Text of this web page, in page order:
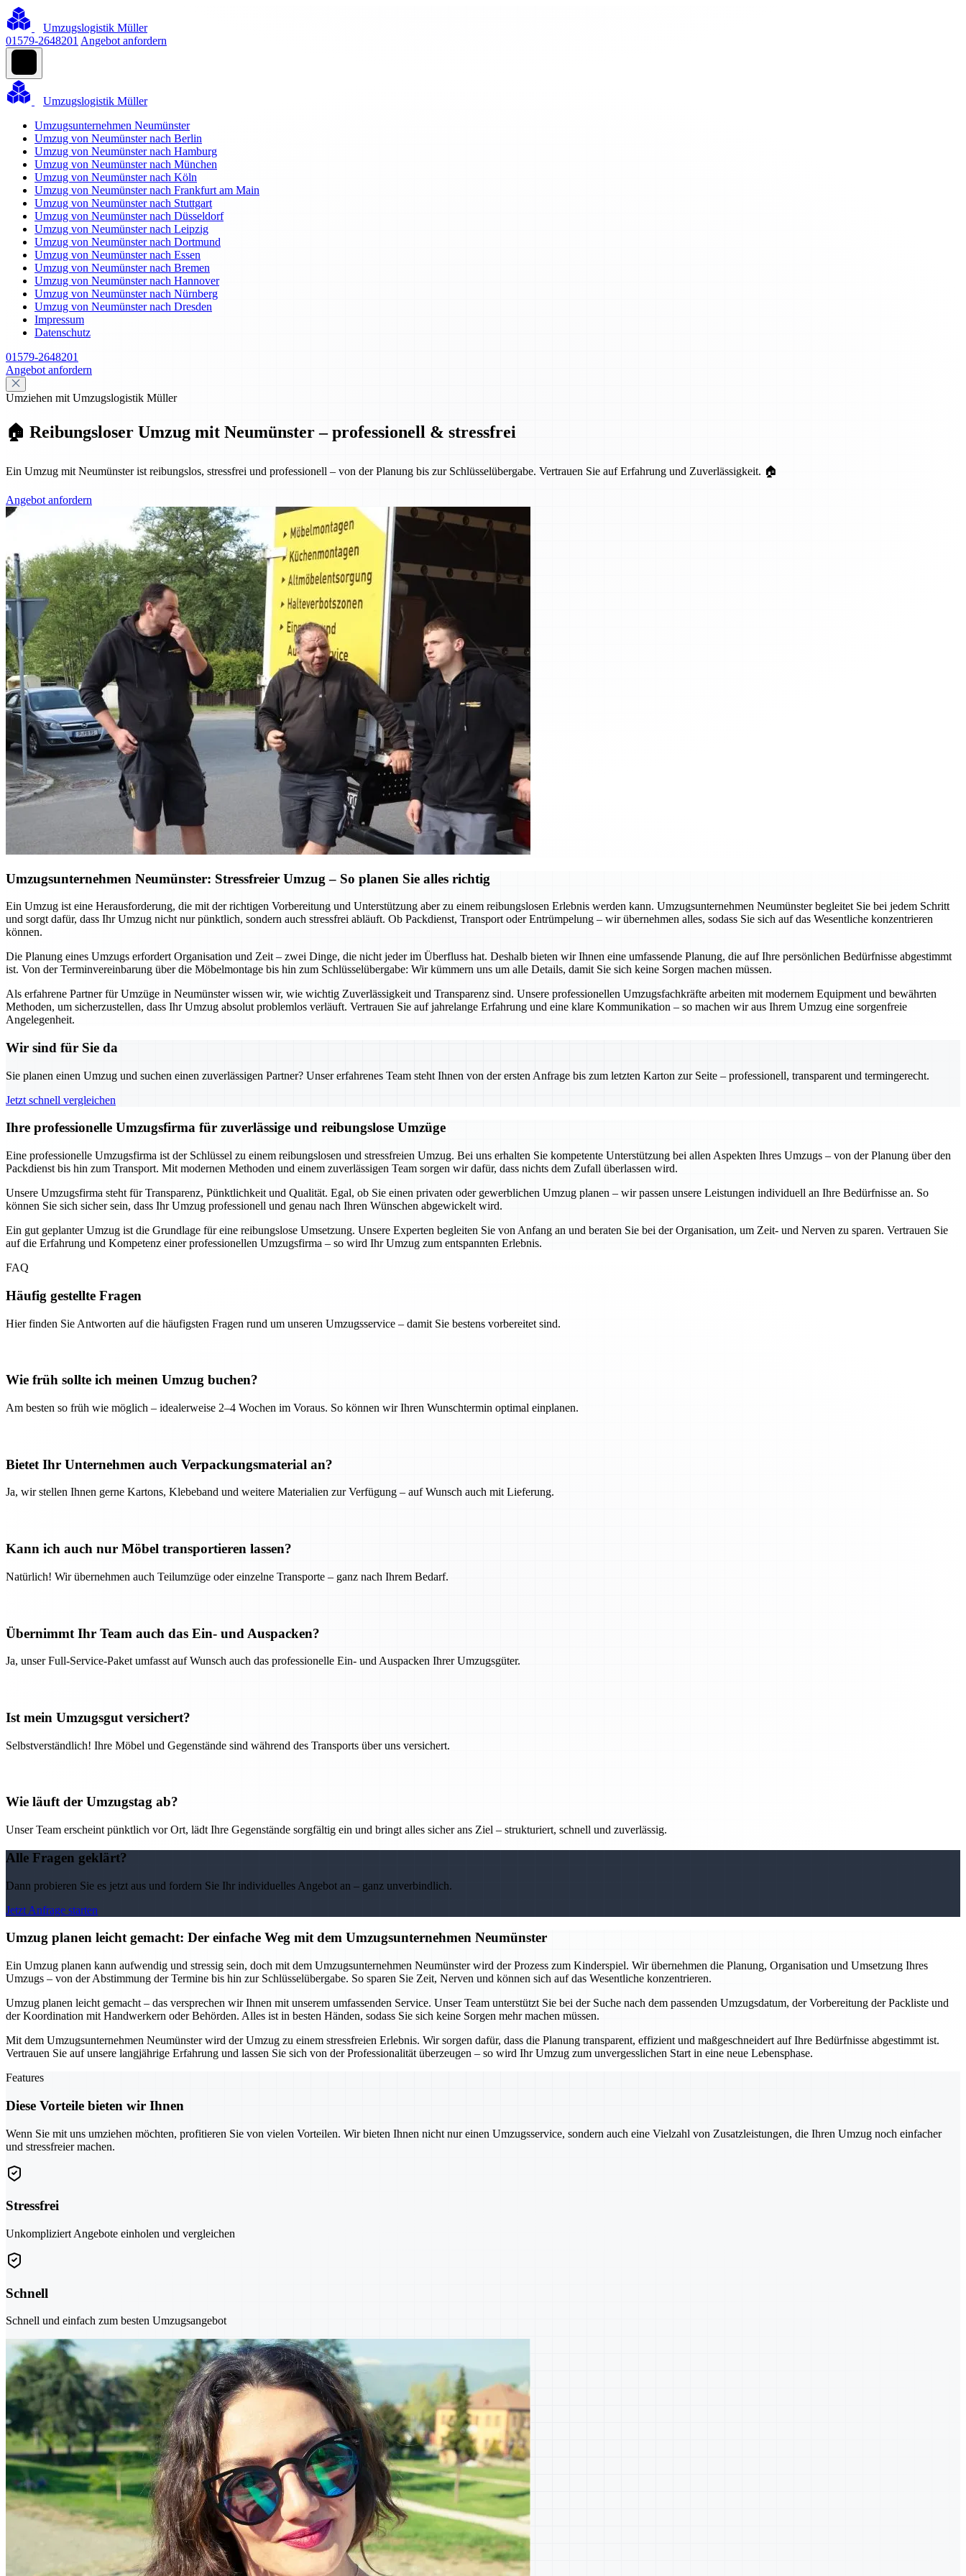
Umzugslogistik Müller
01579-2648201 Angebot anfordern
Umzugslogistik Müller
Umzugsunternehmen Neumünster
Umzug von Neumünster nach Berlin
Umzug von Neumünster nach Hamburg
Umzug von Neumünster nach München
Umzug von Neumünster nach Köln
Umzug von Neumünster nach Frankfurt am Main
Umzug von Neumünster nach Stuttgart
Umzug von Neumünster nach Düsseldorf
Umzug von Neumünster nach Leipzig
Umzug von Neumünster nach Dortmund
Umzug von Neumünster nach Essen
Umzug von Neumünster nach Bremen
Umzug von Neumünster nach Hannover
Umzug von Neumünster nach Nürnberg
Umzug von Neumünster nach Dresden
Impressum
Datenschutz
01579-2648201
Angebot anfordern
Umziehen mit Umzugslogistik Müller
🏠 Reibungsloser Umzug mit Neumünster – professionell & stressfrei
Ein Umzug mit Neumünster ist reibungslos, stressfrei und professionell – von der Planung bis zur Schlüsselübergabe. Vertrauen Sie auf Erfahrung und Zuverlässigkeit. 🏠
Angebot anfordern
Umzugsunternehmen Neumünster: Stressfreier Umzug – So planen Sie alles richtig
Ein Umzug ist eine Herausforderung, die mit der richtigen Vorbereitung und Unterstützung aber zu einem reibungslosen Erlebnis werden kann. Umzugsunternehmen Neumünster begleitet Sie bei jedem Schritt
und sorgt dafür, dass Ihr Umzug nicht nur pünktlich, sondern auch stressfrei abläuft. Ob Packdienst, Transport oder Entrümpelung – wir übernehmen alles, sodass Sie sich auf das Wesentliche konzentrieren
können.
Die Planung eines Umzugs erfordert Organisation und Zeit – zwei Dinge, die nicht jeder im Überfluss hat. Deshalb bieten wir Ihnen eine umfassende Planung, die auf Ihre persönlichen Bedürfnisse abgestimmt
ist. Von der Terminvereinbarung über die Möbelmontage bis hin zum Schlüsselübergabe: Wir kümmern uns um alle Details, damit Sie sich keine Sorgen machen müssen.
Als erfahrene Partner für Umzüge in Neumünster wissen wir, wie wichtig Zuverlässigkeit und Transparenz sind. Unsere professionellen Umzugsfachkräfte arbeiten mit modernem Equipment und bewährten
Methoden, um sicherzustellen, dass Ihr Umzug absolut problemlos verläuft. Vertrauen Sie auf jahrelange Erfahrung und eine klare Kommunikation – so machen wir aus Ihrem Umzug eine sorgenfreie
Angelegenheit.
Wir sind für Sie da
Sie planen einen Umzug und suchen einen zuverlässigen Partner? Unser erfahrenes Team steht Ihnen von der ersten Anfrage bis zum letzten Karton zur Seite – professionell, transparent und termingerecht.
Jetzt schnell vergleichen
Ihre professionelle Umzugsfirma für zuverlässige und reibungslose Umzüge
Eine professionelle Umzugsfirma ist der Schlüssel zu einem reibungslosen und stressfreien Umzug. Bei uns erhalten Sie kompetente Unterstützung bei allen Aspekten Ihres Umzugs – von der Planung über den
Packdienst bis hin zum Transport. Mit modernen Methoden und einem zuverlässigen Team sorgen wir dafür, dass nichts dem Zufall überlassen wird.
Unsere Umzugsfirma steht für Transparenz, Pünktlichkeit und Qualität. Egal, ob Sie einen privaten oder gewerblichen Umzug planen – wir passen unsere Leistungen individuell an Ihre Bedürfnisse an. So
können Sie sich sicher sein, dass Ihr Umzug professionell und genau nach Ihren Wünschen abgewickelt wird.
Ein gut geplanter Umzug ist die Grundlage für eine reibungslose Umsetzung. Unsere Experten begleiten Sie von Anfang an und beraten Sie bei der Organisation, um Zeit- und Nerven zu sparen. Vertrauen Sie
auf die Erfahrung und Kompetenz einer professionellen Umzugsfirma – so wird Ihr Umzug zum entspannten Erlebnis.
FAQ
Häufig gestellte Fragen
Hier finden Sie Antworten auf die häufigsten Fragen rund um unseren Umzugsservice – damit Sie bestens vorbereitet sind.
Wie früh sollte ich meinen Umzug buchen?
Am besten so früh wie möglich – idealerweise 2–4 Wochen im Voraus. So können wir Ihren Wunschtermin optimal einplanen.
Bietet Ihr Unternehmen auch Verpackungsmaterial an?
Ja, wir stellen Ihnen gerne Kartons, Klebeband und weitere Materialien zur Verfügung – auf Wunsch auch mit Lieferung.
Kann ich auch nur Möbel transportieren lassen?
Natürlich! Wir übernehmen auch Teilumzüge oder einzelne Transporte – ganz nach Ihrem Bedarf.
Übernimmt Ihr Team auch das Ein- und Auspacken?
Ja, unser Full-Service-Paket umfasst auf Wunsch auch das professionelle Ein- und Auspacken Ihrer Umzugsgüter.
Ist mein Umzugsgut versichert?
Selbstverständlich! Ihre Möbel und Gegenstände sind während des Transports über uns versichert.
Wie läuft der Umzugstag ab?
Unser Team erscheint pünktlich vor Ort, lädt Ihre Gegenstände sorgfältig ein und bringt alles sicher ans Ziel – strukturiert, schnell und zuverlässig.
Alle Fragen geklärt?
Dann probieren Sie es jetzt aus und fordern Sie Ihr individuelles Angebot an – ganz unverbindlich.
Jetzt Anfrage starten
Umzug planen leicht gemacht: Der einfache Weg mit dem Umzugsunternehmen Neumünster
Ein Umzug planen kann aufwendig und stressig sein, doch mit dem Umzugsunternehmen Neumünster wird der Prozess zum Kinderspiel. Wir übernehmen die Planung, Organisation und Umsetzung Ihres
Umzugs – von der Abstimmung der Termine bis hin zur Schlüsselübergabe. So sparen Sie Zeit, Nerven und können sich auf das Wesentliche konzentrieren.
Umzug planen leicht gemacht – das versprechen wir Ihnen mit unserem umfassenden Service. Unser Team unterstützt Sie bei der Suche nach dem passenden Umzugsdatum, der Vorbereitung der Packliste und
der Koordination mit Handwerkern oder Behörden. Alles ist in besten Händen, sodass Sie sich keine Sorgen mehr machen müssen.
Mit dem Umzugsunternehmen Neumünster wird der Umzug zu einem stressfreien Erlebnis. Wir sorgen dafür, dass die Planung transparent, effizient und maßgeschneidert auf Ihre Bedürfnisse abgestimmt ist.
Vertrauen Sie auf unsere langjährige Erfahrung und lassen Sie sich von der Professionalität überzeugen – so wird Ihr Umzug zum unvergesslichen Start in eine neue Lebensphase.
Features
Diese Vorteile bieten wir Ihnen
Wenn Sie mit uns umziehen möchten, profitieren Sie von vielen Vorteilen. Wir bieten Ihnen nicht nur einen Umzugsservice, sondern auch eine Vielzahl von Zusatzleistungen, die Ihren Umzug noch einfacher
und stressfreier machen.
Stressfrei
Unkompliziert Angebote einholen und vergleichen
Schnell
Schnell und einfach zum besten Umzugsangebot